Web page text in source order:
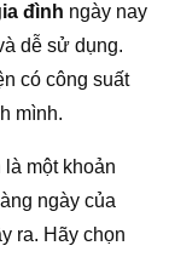
đình ngày nay
dễ sử dụng.
có công suất
mình.
là một khoản
ngày của
ra. Hãy chọn